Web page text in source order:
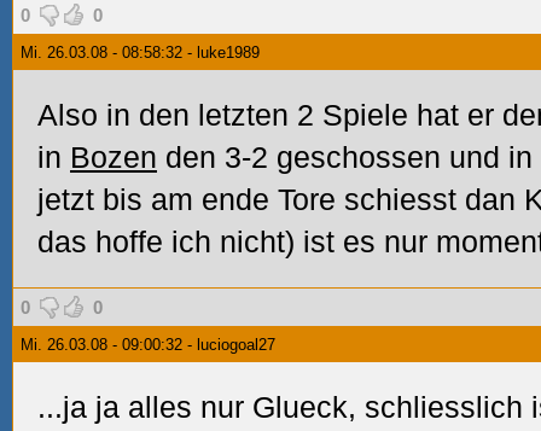
0 0
Mi. 26.03.08 - 08:58:32 - luke1989
Also in den letzten 2 Spiele hat er
in Bozen den 3-2 geschossen und in
jetzt bis am ende Tore schiesst dan
das hoffe ich nicht) ist es nur
0 0
Mi. 26.03.08 - 09:00:32 - luciogoal27
...ja ja alles nur Glueck, schliesslich